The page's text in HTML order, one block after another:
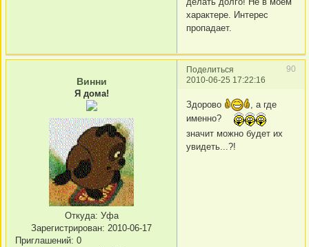
характере. Интерес
пропадает.
Поделиться
90
2010-06-25 17:22:16
Винни
Я дома!
Откуда: Уфа
Зарегистрирован: 2010-06-17
Приглашений: 0
Здорово
, а где
именно?
значит можно будет их
увидеть...?!